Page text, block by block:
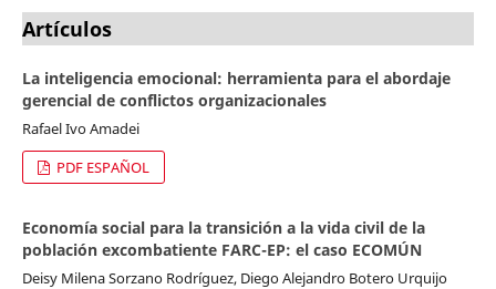
Artículos
La inteligencia emocional: herramienta para el abordaje
gerencial de conflictos organizacionales
Rafael Ivo Amadei
PDF ESPAÑOL
Economía social para la transición a la vida civil de la
población excombatiente FARC-EP: el caso ECOMÚN
Deisy Milena Sorzano Rodríguez, Diego Alejandro Botero Urquijo